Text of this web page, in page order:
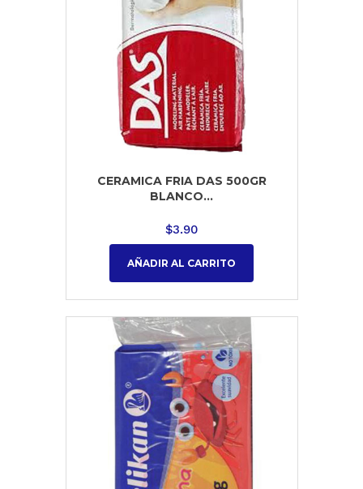
CERAMICA FRIA DAS 500GR
BLANCO...
$3.90
AÑADIR AL CARRITO